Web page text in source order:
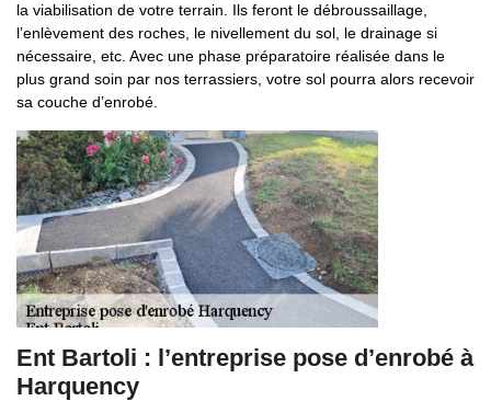
la viabilisation de votre terrain. Ils feront le débroussaillage,
l’enlèvement des roches, le nivellement du sol, le drainage si
nécessaire, etc. Avec une phase préparatoire réalisée dans le
plus grand soin par nos terrassiers, votre sol pourra alors recevoir
sa couche d’enrobé.
Ent Bartoli : l’entreprise pose d’enrobé à
Harquency